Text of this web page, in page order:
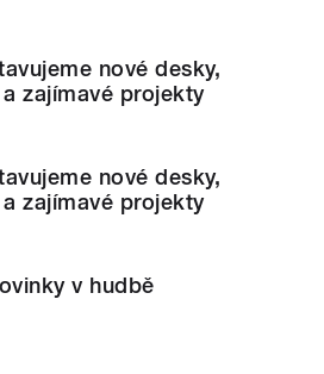
nové desky,
zajímavé projekty
nové desky,
zajímavé projekty
v hudbě